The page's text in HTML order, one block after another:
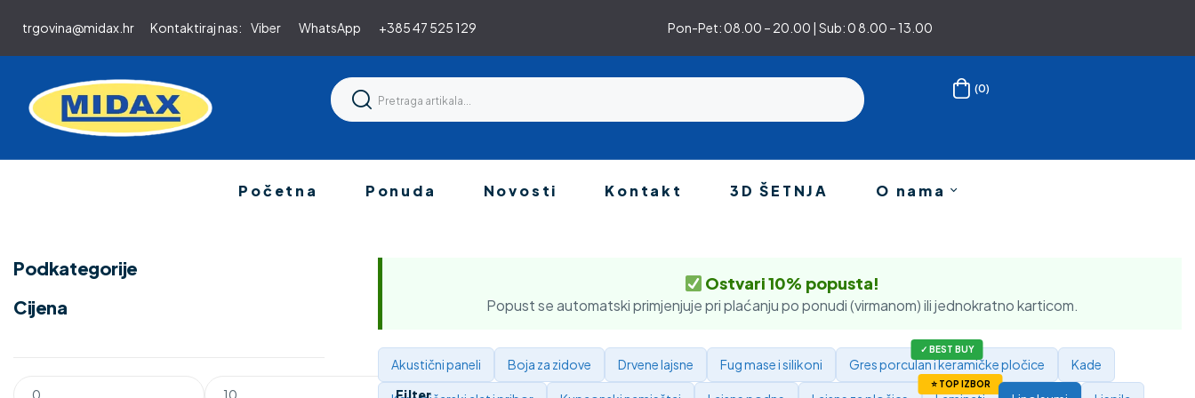
trgovina@midax.hr Kontaktiraj nas: Viber WhatsApp +385 47 525 129 Pon-Pet: 08.00 – 20.00 | Sub: 0 8.00 – 13.00
(0)
Početna Ponuda Novosti Kontakt 3D ŠETNJA O nama
Ostvari 10% popusta!
Popust se automatski primjenjuje pri plaćanju po ponudi (virmanom) ili jednokratno karticom.
Akustični paneli Boja za zidove Drvene lajsne Fug mase i silikoni Gres porculan i keramičke pločice Kade
Podkategorije
Cijena
Filter